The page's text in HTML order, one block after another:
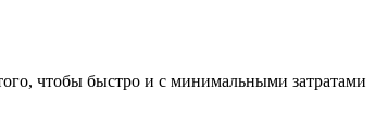
чтобы быстро и с минимальными затратами